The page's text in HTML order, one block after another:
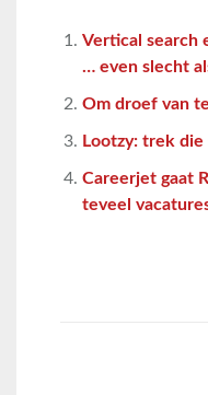
Vertical search
… even slecht
Om droef van
Lootzy: trek
Careerjet gaat
teveel